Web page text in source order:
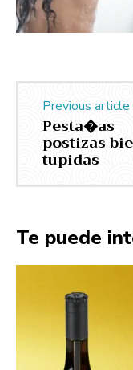
Previous article
Pesta�as
postizas
tupidas
Te puede